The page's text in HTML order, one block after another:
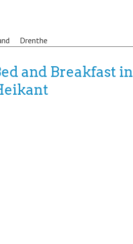
Drenthe
and Breakfast in